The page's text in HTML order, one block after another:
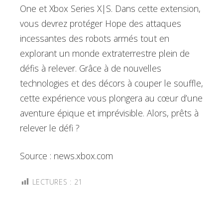
One et Xbox Series X|S. Dans cette extension,
vous devrez protéger Hope des attaques
incessantes des robots armés tout en
explorant un monde extraterrestre plein de
défis à relever. Grâce à de nouvelles
technologies et des décors à couper le souffle,
cette expérience vous plongera au cœur d’une
aventure épique et imprévisible. Alors, prêts à
relever le défi ?
Source : news.xbox.com
LECTURES : 21